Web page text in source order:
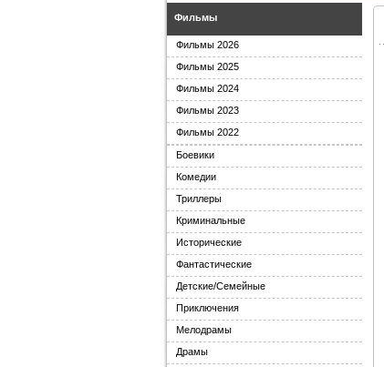
Фильмы
Фильмы 2026
Фильмы 2025
Фильмы 2024
Фильмы 2023
Фильмы 2022
Боевики
Комедии
Триллеры
Криминальные
Исторические
Фантастические
Детские/Семейные
Приключения
Мелодрамы
Драмы